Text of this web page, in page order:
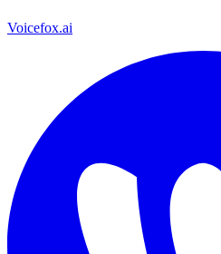
Voicefox.ai